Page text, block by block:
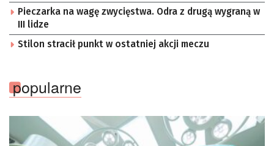
Pieczarka na wagę zwycięstwa. Odra z drugą wygraną w
III lidze
Stilon stracił punkt w ostatniej akcji meczu
popularne